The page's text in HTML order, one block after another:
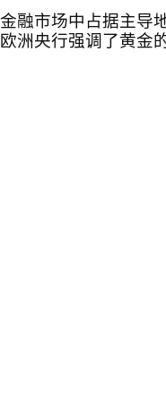
融市场中占据主导
洲央行强调了黄金